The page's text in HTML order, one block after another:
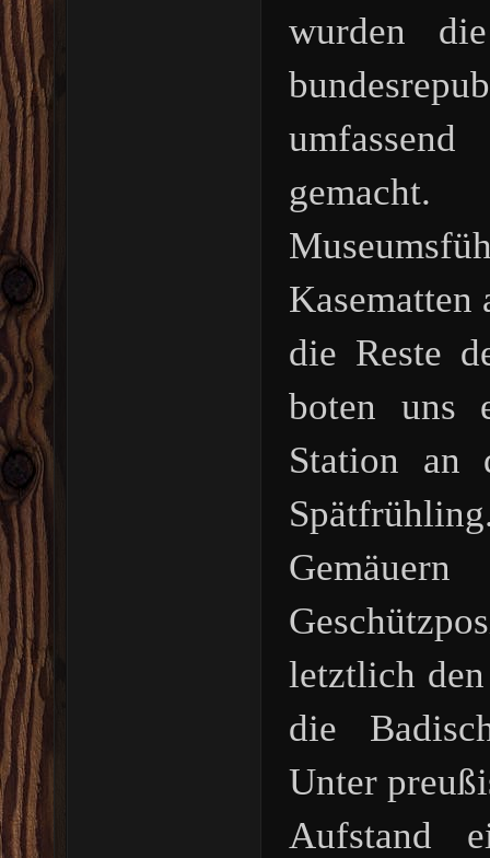
wurden
Kasematten
die Reste
boten uns
Station an
letztlich
die
Unter
Aufstand